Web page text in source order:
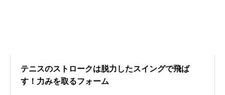
テニスのストロークは脱力したスイングで飛ば
す！力みを取るフォーム